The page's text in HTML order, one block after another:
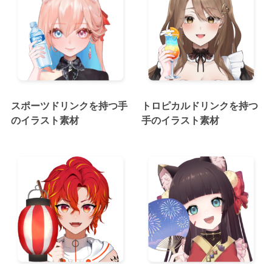
スポーツドリンクを持つ手
のイラスト素材
トロピカルドリンクを持つ
手のイラスト素材